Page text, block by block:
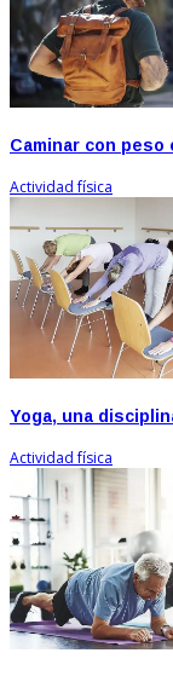
Caminar con peso
Actividad física
Yoga, una
Actividad física